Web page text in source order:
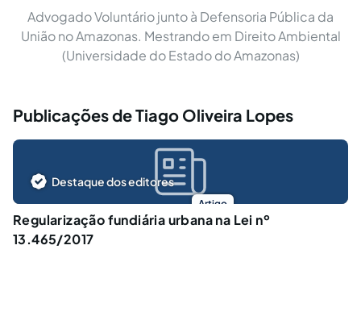
Advogado Voluntário junto à Defensoria Pública da
União no Amazonas. Mestrando em Direito Ambiental
(Universidade do Estado do Amazonas)
Publicações de Tiago Oliveira Lopes
Artigo
Destaque dos editores
Regularização fundiária urbana na Lei nº
13.465/2017